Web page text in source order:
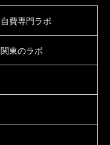
自費専門ラボ
関東のラボ